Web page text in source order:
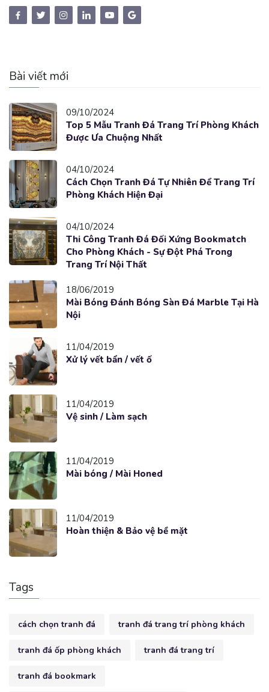
Bài viết mới
09/10/2024
Top 5 Mẫu Tranh Đá Trang Trí Phòng Khách
Được Ưa Chuộng Nhất
04/10/2024
Cách Chọn Tranh Đá Tự Nhiên Để Trang Trí
Phòng Khách Hiện Đại
04/10/2024
Thi Công Tranh Đá Đối Xứng Bookmatch
Cho Phòng Khách - Sự Đột Phá Trong
Trang Trí Nội Thất
18/06/2019
Mài Bóng Đánh Bóng Sàn Đá Marble Tại Hà
Nội
11/04/2019
Xử lý vết bẩn / vết ố
11/04/2019
Vệ sinh / Làm sạch
11/04/2019
Mài bóng / Mài Honed
11/04/2019
Hoàn thiện & Bảo vệ bề mặt
Tags
cách chọn tranh đá tranh đá trang trí phòng khách
tranh đá ốp phòng khách tranh đá trang trí
tranh đá bookmark